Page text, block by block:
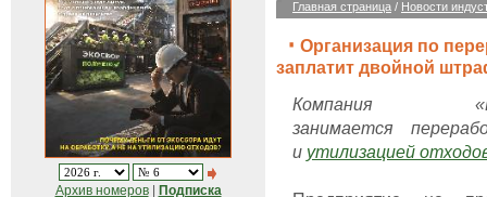
Архив номеров| Подписка
Главная страница / Новости
Организация по
заплатит двойной
Компания
занимается
и утилизацией